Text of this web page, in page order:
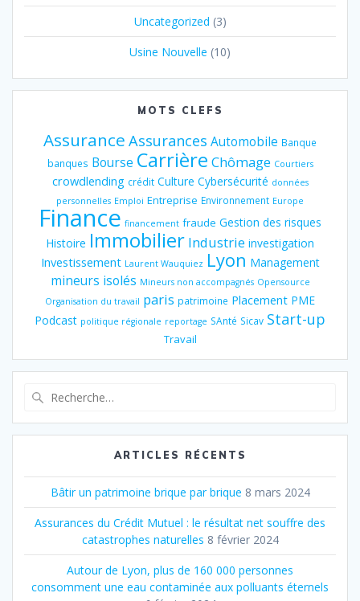
Uncategorized (3)
Usine Nouvelle (10)
MOTS CLEFS
Assurance Assurances Automobile Banque
banques Bourse Carrière Chômage Courtiers
crowdlending crédit Culture Cybersécurité données
personnelles Emploi Entreprise Environnement Europe
Finance financement fraude Gestion des risques
Histoire Immobilier Industrie investigation
Investissement Laurent Wauquiez Lyon Management
mineurs isolés Mineurs non accompagnés Opensource
Organisation du travail paris patrimoine Placement PME
Podcast politique régionale reportage SAnté Sicav Start-up
Travail
:
ARTICLES RÉCENTS
Bâtir un patrimoine brique par brique 8 mars 2024
Assurances du Crédit Mutuel : le résultat net souffre des
catastrophes naturelles 8 février 2024
Autour de Lyon, plus de 160 000 personnes
consomment une eau contaminée aux polluants éternels